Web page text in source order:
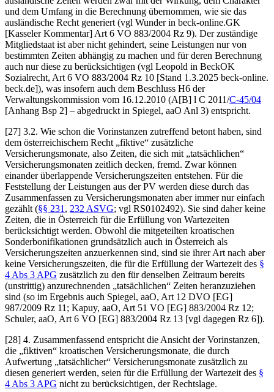
und dem Umfang in die Berechnung übernommen, wie sie das
ausländische Recht generiert (vgl Wunderin beck-online.GK
[Kasseler Kommentar] Art 6 VO 883/2004 Rz 9). Der zuständige
Mitgliedstaat ist aber nicht gehindert, seine Leistungen nur von
bestimmten Zeiten abhängig zu machen und für deren Berechnung
auch nur diese zu berücksichtigen (vgl Leopold in BeckOK
Sozialrecht, Art 6 VO 883/2004 Rz 10 [Stand 1.3.2025 beck-online.
beck.de]), was insofern auch dem Beschluss H6 der
Verwaltungskommission vom 16.12.2010 (A[B] l C 2011/C-45/04
[Anhang Bsp 2] – abgedruckt in Spiegel, aaO Anl 3) entspricht.
[27] 3.2. Wie schon die Vorinstanzen zutreffend betont haben, sind
dem österreichischem Recht „fiktive“ zusätzliche
Versicherungsmonate, also Zeiten, die sich mit „tatsächlichen“
Versicherungsmonaten zeitlich decken, fremd. Zwar können
einander überlappende Versicherungszeiten entstehen. Für die
Feststellung der Leistungen aus der PV werden diese durch das
Zusammenfassen zu Versicherungsmonaten aber immer nur einfach
gezählt (§§ 231 , 232 ASVG; vgl RS0102492). Sie sind daher keine
Zeiten, die in Österreich für die Erfüllung von Wartezeiten
berücksichtigt werden. Obwohl die mitgeteilten kroatischen
Sonderbonifikationen grundsätzlich auch in Österreich als
Versicherungszeiten anzuerkennen sind, sind sie ihrer Art nach aber
keine Versicherungszeiten, die für die Erfüllung der Wartezeit des §
4 Abs 3 APG zusätzlich zu den für denselben Zeitraum bereits
(unstrittig) anzurechnenden „tatsächlichen“ Zeiten heranzuziehen
sind (so im Ergebnis auch Spiegel, aaO, Art 12 DVO [EG]
987/2009 Rz 11; Kapuy, aaO, Art 51 VO [EG] 883/2004 Rz 12;
Schuler, aaO, Art 6 VO [EG] 883/2004 Rz 13 [vgl dagegen Rz 6]).
[28] 4. Zusammenfassend entspricht die Ansicht der Vorinstanzen,
die „fiktiven“ kroatischen Versicherungsmonate, die durch
Aufwertung „tatsächlicher“ Versicherungsmonate zusätzlich zu
diesen generiert werden, seien für die Erfüllung der Wartezeit des §
4 Abs 3 APG nicht zu berücksichtigen, der Rechtslage.